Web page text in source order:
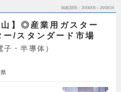
掲載期間 26/08/06～26/08/19
】◎産業用ガスター
ー/スタンダード市場
・半導体）